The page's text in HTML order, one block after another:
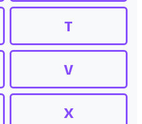
T
V
X